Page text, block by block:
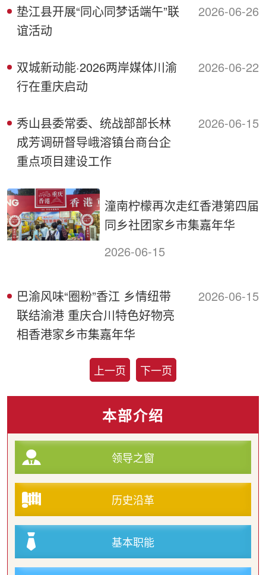
垫江县开展“同心同梦话端午”联
谊活动
2026-06-26
双城新动能·2026两岸媒体川渝
行在重庆启动
2026-06-22
秀山县委常委、统战部部长林
成芳调研督导峨溶镇台商台企
重点项目建设工作
2026-06-15
潼南柠檬再次走红香港第四届
同乡社团家乡市集嘉年华
2026-06-15
巴渝风味“圈粉”香江 乡情纽带
联结渝港 重庆合川特色好物亮
相香港家乡市集嘉年华
2026-06-15
上一页 下一页
本部介绍
领导之窗
历史沿革
基本职能